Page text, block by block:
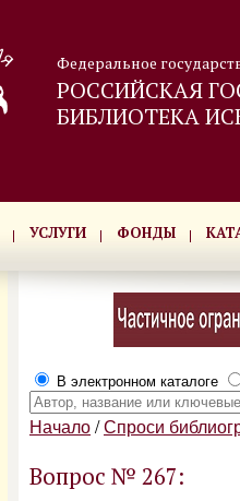
Федеральное
РОССИЙСКАЯ
БИБЛИОТЕКА
УСЛУГИ ФОНДЫ
В электронном каталоге
Начало/Спроси
Вопрос № 267: